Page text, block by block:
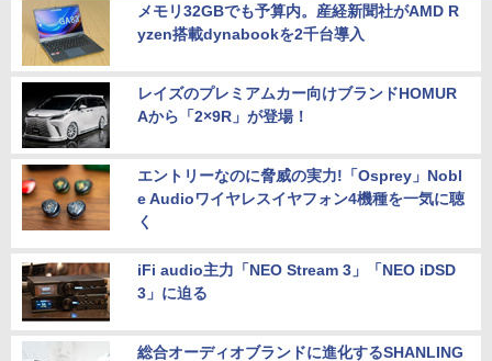
メモリ32GBでも予算内。産経新聞社がAMD R
yzen搭載dynabookを2千台導入
レイズのプレミアムカー向けブランドHOMUR
Aから「2×9R」が登場！
エントリーなのに脅威の実力!「Osprey」Nobl
e Audioワイヤレスイヤフォン4機種を一気に聴
く
iFi audio主力「NEO Stream 3」「NEO iDSD
3」に迫る
総合オーディオブランドに進化するSHANLING